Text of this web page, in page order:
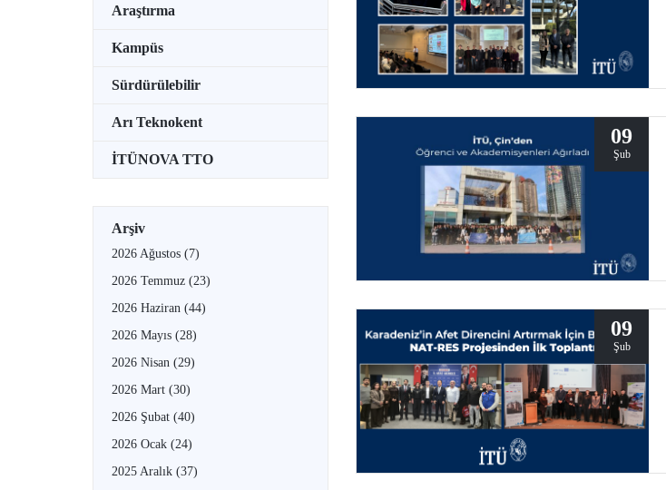
Araştırma
Kampüs
Sürdürülebilir
Arı Teknokent
İTÜNOVA TTO
Arşiv
2026 Ağustos (7)
2026 Temmuz (23)
2026 Haziran (44)
2026 Mayıs (28)
2026 Nisan (29)
2026 Mart (30)
2026 Şubat (40)
2026 Ocak (24)
2025 Aralık (37)
09
Şub
09
Şub